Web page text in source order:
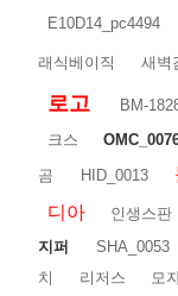
E10D14_pc4494
래식베이직 새벽
로고
BM-
크스
곰
HID_0013
디아
인생스판
지퍼
SHA_0053
치
리저스 모